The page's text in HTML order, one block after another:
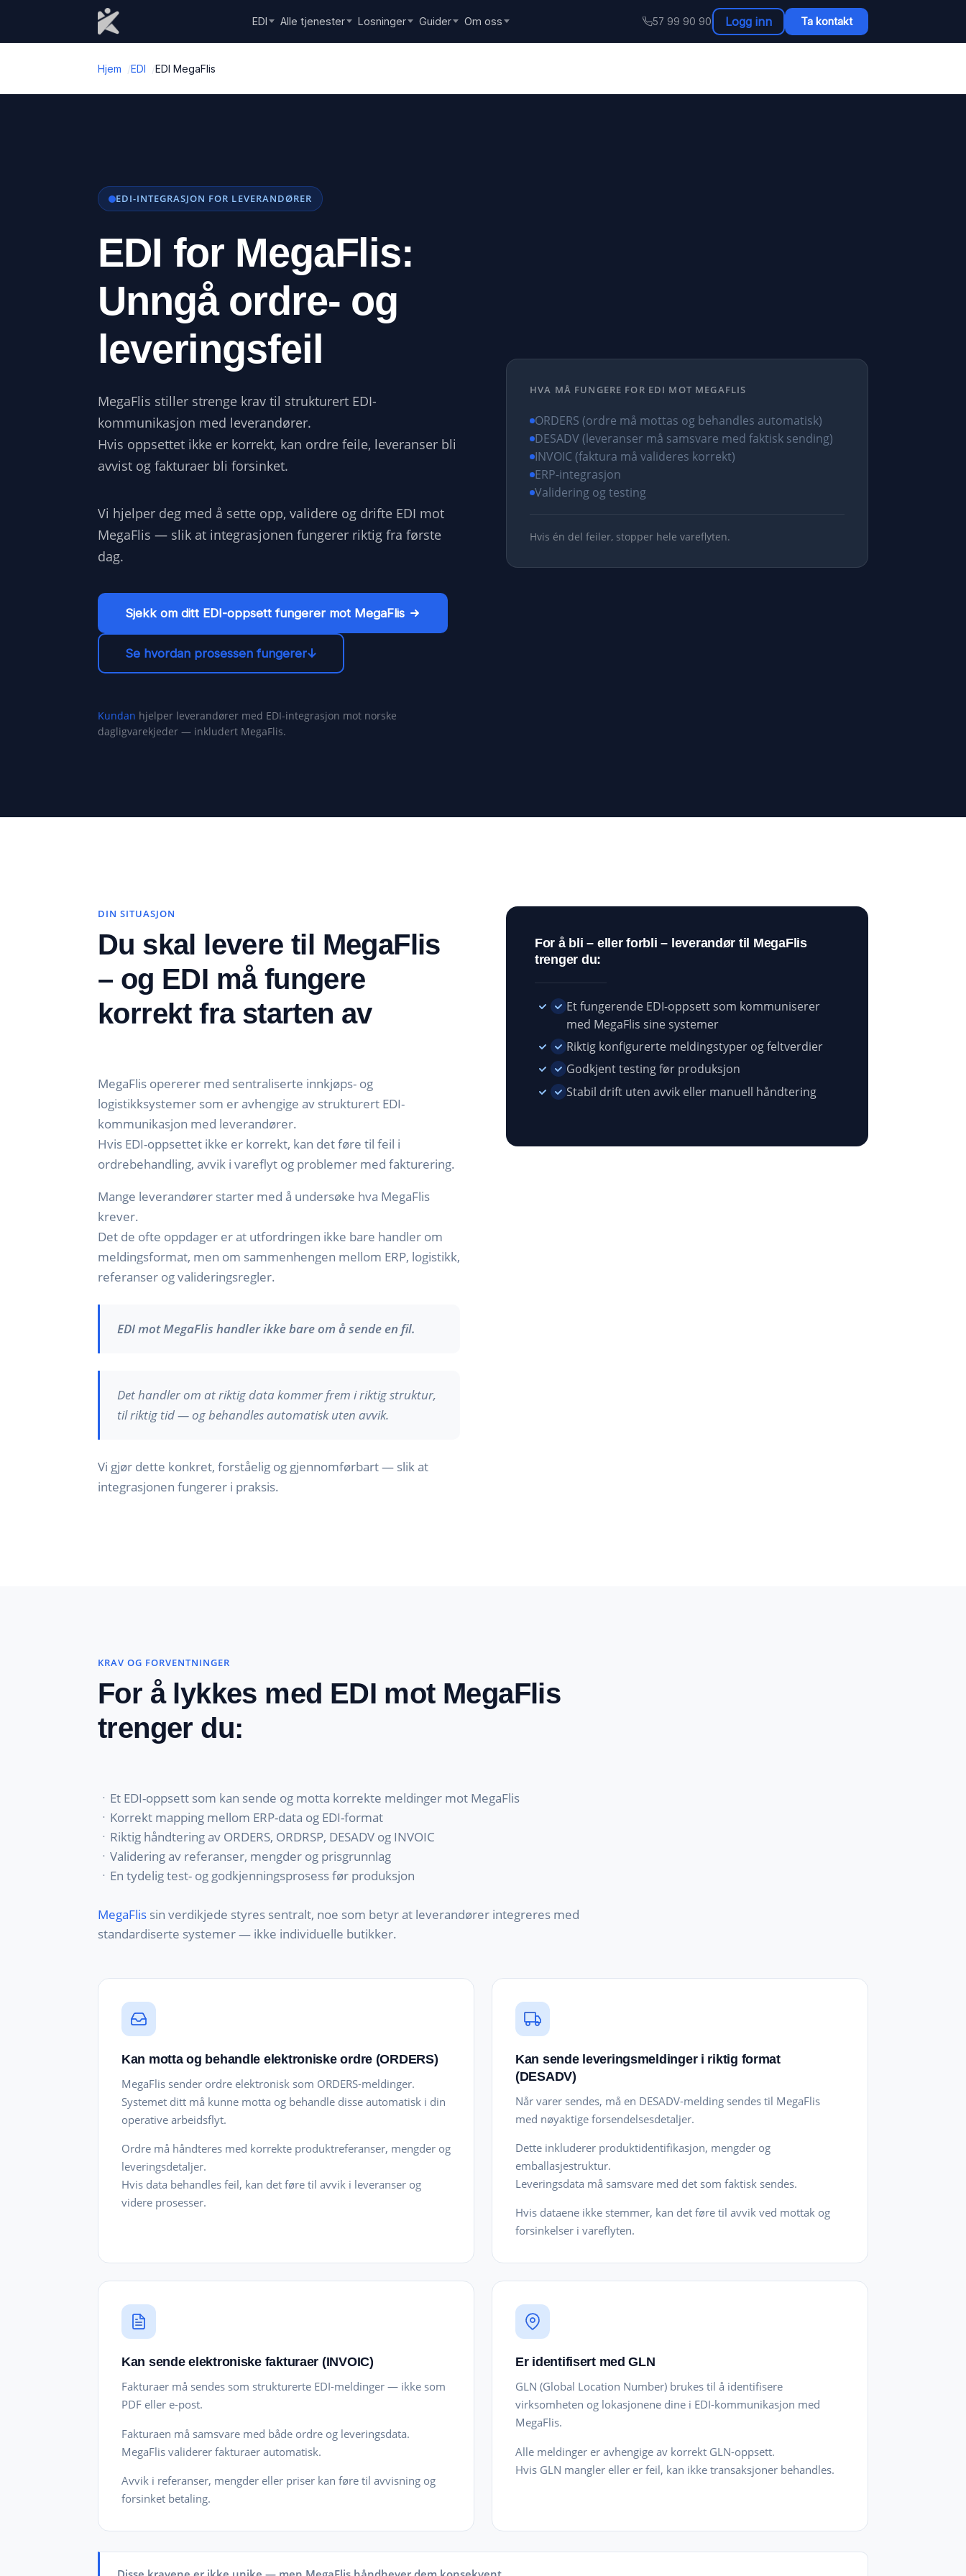
EDI Alle tjenester Losninger Guider Om oss 57 99 90 90 Logg inn Ta kontakt
Hjem EDI EDI MegaFlis
EDI-INTEGRASJON FOR LEVERANDØRER
EDI for MegaFlis:
Unngå ordre- og
leveringsfeil
MegaFlis stiller strenge krav til strukturert EDI-
kommunikasjon med leverandører.
Hvis oppsettet ikke er korrekt, kan ordre feile, leveranser bli
avvist og fakturaer bli forsinket.
Vi hjelper deg med å sette opp, validere og drifte EDI mot
MegaFlis — slik at integrasjonen fungerer riktig fra første
dag.
Sjekk om ditt EDI-oppsett fungerer mot MegaFlis
Se hvordan prosessen fungerer↓
Kundan hjelper leverandører med EDI-integrasjon mot norske
dagligvarekjeder — inkludert MegaFlis.
HVA MÅ FUNGERE FOR EDI MOT MEGAFLIS
ORDERS (ordre må mottas og behandles automatisk)
DESADV (leveranser må samsvare med faktisk sending)
INVOIC (faktura må valideres korrekt)
ERP-integrasjon
Validering og testing
Hvis én del feiler, stopper hele vareflyten.
DIN SITUASJON
Du skal levere til MegaFlis
– og EDI må fungere
korrekt fra starten av
MegaFlis opererer med sentraliserte innkjøps- og
logistikksystemer som er avhengige av strukturert EDI-
kommunikasjon med leverandører.
Hvis EDI-oppsettet ikke er korrekt, kan det føre til feil i
ordrebehandling, avvik i vareflyt og problemer med fakturering.
Mange leverandører starter med å undersøke hva MegaFlis
krever.
Det de ofte oppdager er at utfordringen ikke bare handler om
meldingsformat, men om sammenhengen mellom ERP, logistikk,
referanser og valideringsregler.
EDI mot MegaFlis handler ikke bare om å sende en fil.
Det handler om at riktig data kommer frem i riktig struktur,
til riktig tid — og behandles automatisk uten avvik.
Vi gjør dette konkret, forståelig og gjennomførbart — slik at
integrasjonen fungerer i praksis.
For å bli – eller forbli – leverandør til MegaFlis
trenger du:
Et fungerende EDI-oppsett som kommuniserer
med MegaFlis sine systemer
Riktig konfigurerte meldingstyper og feltverdier
Godkjent testing før produksjon
Stabil drift uten avvik eller manuell håndtering
KRAV OG FORVENTNINGER
For å lykkes med EDI mot MegaFlis
trenger du:
ㆍEt EDI-oppsett som kan sende og motta korrekte meldinger mot MegaFlis
ㆍKorrekt mapping mellom ERP-data og EDI-format
ㆍRiktig håndtering av ORDERS, ORDRSP, DESADV og INVOIC
ㆍValidering av referanser, mengder og prisgrunnlag
ㆍEn tydelig test- og godkjenningsprosess før produksjon
MegaFlis sin verdikjede styres sentralt, noe som betyr at leverandører integreres med
standardiserte systemer — ikke individuelle butikker.
Kan motta og behandle elektroniske ordre (ORDERS)
MegaFlis sender ordre elektronisk som ORDERS-meldinger.
Systemet ditt må kunne motta og behandle disse automatisk i din
operative arbeidsflyt.
Ordre må håndteres med korrekte produktreferanser, mengder og
leveringsdetaljer.
Hvis data behandles feil, kan det føre til avvik i leveranser og
videre prosesser.
Kan sende leveringsmeldinger i riktig format
(DESADV)
Når varer sendes, må en DESADV-melding sendes til MegaFlis
med nøyaktige forsendelsesdetaljer.
Dette inkluderer produktidentifikasjon, mengder og
emballasjestruktur.
Leveringsdata må samsvare med det som faktisk sendes.
Hvis dataene ikke stemmer, kan det føre til avvik ved mottak og
forsinkelser i vareflyten.
Kan sende elektroniske fakturaer (INVOIC)
Fakturaer må sendes som strukturerte EDI-meldinger — ikke som
PDF eller e-post.
Fakturaen må samsvare med både ordre og leveringsdata.
MegaFlis validerer fakturaer automatisk.
Avvik i referanser, mengder eller priser kan føre til avvisning og
forsinket betaling.
Er identifisert med GLN
GLN (Global Location Number) brukes til å identifisere
virksomheten og lokasjonene dine i EDI-kommunikasjon med
MegaFlis.
Alle meldinger er avhengige av korrekt GLN-oppsett.
Hvis GLN mangler eller er feil, kan ikke transaksjoner behandles.